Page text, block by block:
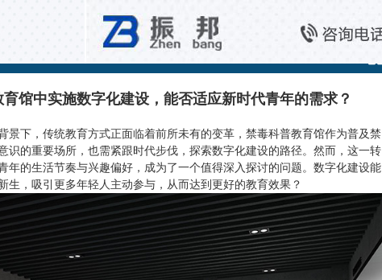
馆中实施数字化建设，能否适应新时代青年的需求？
景下，传统教育方式正面临着前所未有的变革，禁毒科普教育馆作为普及禁
识的重要场所，也需紧跟时代步伐，探索数字化建设的路径。然而，这一转
年的生活节奏与兴趣偏好，成为了一个值得深入探讨的问题。数字化建设能
生，吸引更多年轻人主动参与，从而达到更好的教育效果？